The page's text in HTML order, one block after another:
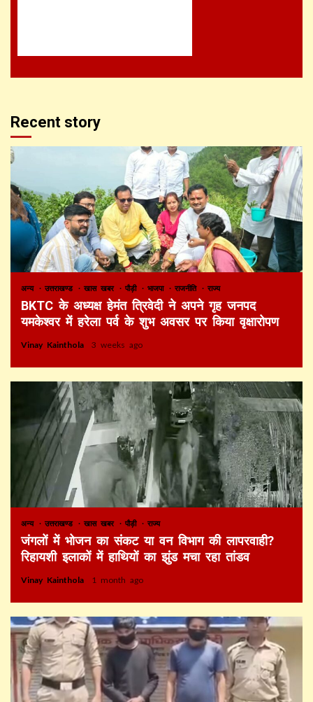
Recent story
अन्य उत्तराखण्ड खास खबर पौड़ी भाजपा राजनीति राज्य
BKTC के अध्यक्ष हेमंत त्रिवेदी ने अपने गृह जनपद
यमकेश्वर में हरेला पर्व के शुभ अवसर पर किया वृक्षारोपण
Vinay Kainthola 3 weeks ago
अन्य उत्तराखण्ड खास खबर पौड़ी राज्य
जंगलों में भोजन का संकट या वन विभाग की लापरवाही?
रिहायशी इलाकों में हाथियों का झुंड मचा रहा तांडव
Vinay Kainthola 1 month ago